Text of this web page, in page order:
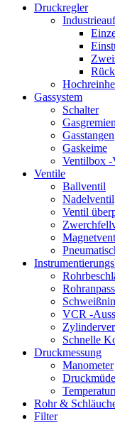
Druckregler
Gassystem
Schalter
Gasgremien
Gasstangen
Gaskeime
Ventilbox -
Ventile
Ballventil
Nadelventil
Ventil
VCR -
Schnelle
Druckmessung
Manometer
Rohr &
Filter